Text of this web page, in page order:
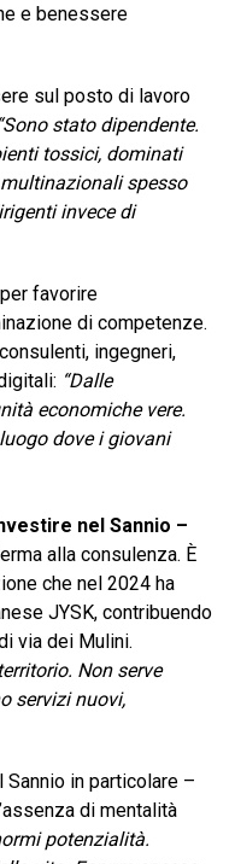
e benessere
sul posto di lavoro
“Sono stato dipendente.
tossici, dominati
spesso
invece di
favorire
di competenze.
ingegneri,
“Dalle
economiche vere.
dove i giovani
nel Sannio –
alla consulenza. È
che nel 2024 ha
JYSK, contribuendo
via dei Mulini.
Non serve
servizi nuovi,
in particolare –
di mentalità
potenzialità.